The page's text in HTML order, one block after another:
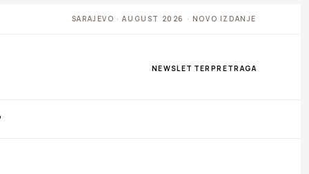
SARAJEVO · AUGUST 2026 · NOVO IZDANJE
NEWSLETTER PRETRAGA